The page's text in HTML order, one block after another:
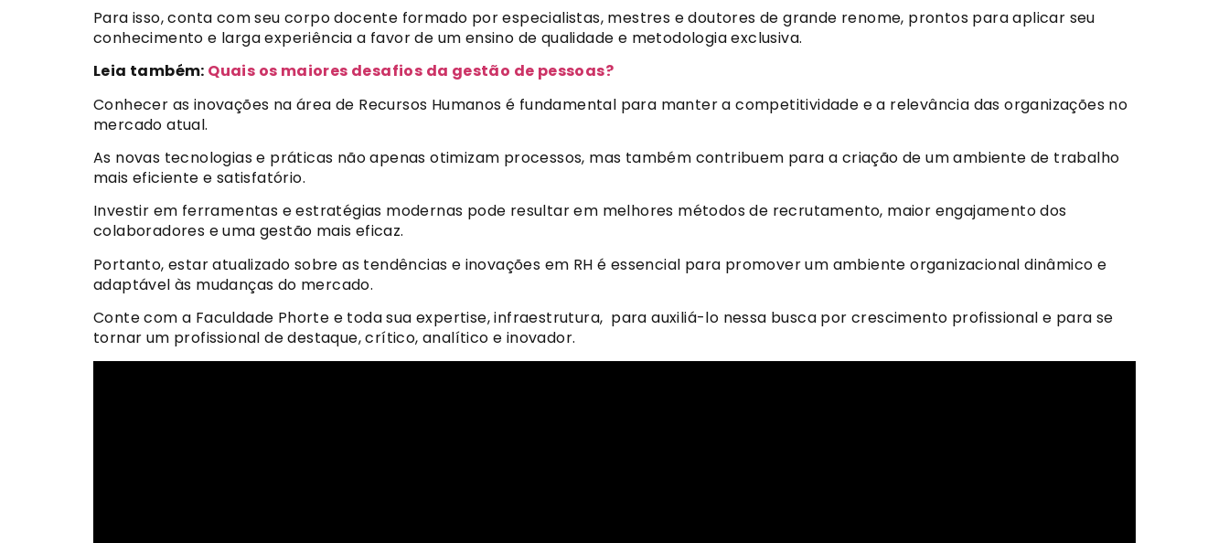
Para isso, conta com seu corpo docente formado por especialistas, mestres e doutores de grande renome, prontos para aplicar seu
conhecimento e larga experiência a favor de um ensino de qualidade e metodologia exclusiva.
Leia também: Quais os maiores desafios da gestão de pessoas?
Conhecer as inovações na área de Recursos Humanos é fundamental para manter a competitividade e a relevância das organizações no
mercado atual.
As novas tecnologias e práticas não apenas otimizam processos, mas também contribuem para a criação de um ambiente de trabalho
mais eficiente e satisfatório.
Investir em ferramentas e estratégias modernas pode resultar em melhores métodos de recrutamento, maior engajamento dos
colaboradores e uma gestão mais eficaz.
Portanto, estar atualizado sobre as tendências e inovações em RH é essencial para promover um ambiente organizacional dinâmico e
adaptável às mudanças do mercado.
Conte com a Faculdade Phorte e toda sua expertise, infraestrutura, para auxiliá-lo nessa busca por crescimento profissional e para se
tornar um profissional de destaque, crítico, analítico e inovador.